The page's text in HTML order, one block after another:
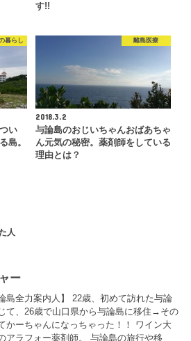
す!!
暮らし
い
島。
離島医療
2018.3.2
与論島のおじいちゃんおばあちゃ
ん元気の秘密。薬剤師をしている
理由とは？
人
ー
島全力案内人】 22歳、初めて訪れた与論
て、26歳で山口県から与論島に移住→その
かーちゃんになっちゃった！！ ワイン大
アラフォー薬剤師。 与論島の旅行や移